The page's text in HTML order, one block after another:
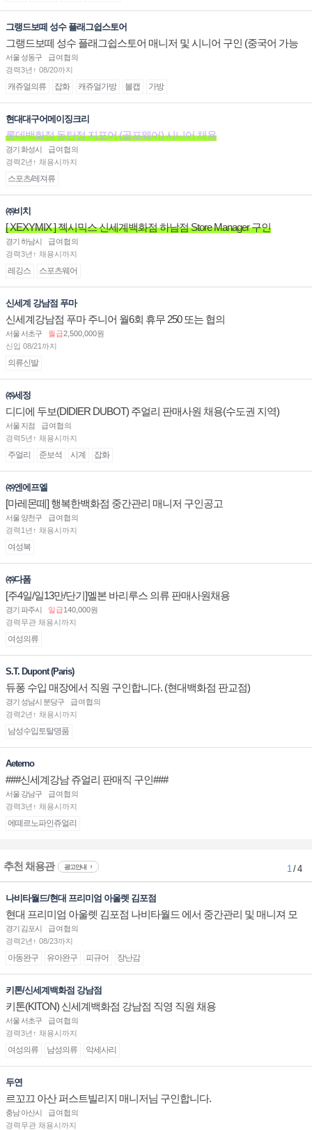
그랭드보떼 성수 플래그쉽스토어
그랭드보떼 성수 플래그쉽스토어 매니저 및 시니어 구인 (중국어 가능
자)
서울 성동구
급여협의
경력3년↑ 08/20까지
캐쥬얼의류 잡화 캐쥬얼가방 볼캡 가방
현대대구어메이징크리
롯데백화점 동탄점 지포어 (골프웨어) 시니어 채용
경기 화성시
급여협의
경력2년↑ 채용시까지
스포츠/레져류
㈜비치
[ XEXYMIX ] 젝시믹스 신세계백화점 하남점 Store Manager 구인
경기 하남시
급여협의
경력3년↑ 채용시까지
레깅스 스포츠웨어
신세계 강남점 푸마
신세계강남점 푸마 주니어 월6회 휴무 250 또는 협의
서울 서초구 월급2,500,000원
신입 08/21까지
의류신발
㈜세정
디디에 두보(DIDIER DUBOT) 주얼리 판매사원 채용(수도권 지역)
서울 지점
급여협의
경력5년↑ 채용시까지
주얼리 준보석 시계 잡화
㈜엔에프엘
[마레몬떼] 행복한백화점 중간관리 매니저 구인공고
서울 양천구
급여협의
경력1년↑ 채용시까지
여성복
㈜다폼
[주4일/일13만/단기]멜본 바리루스 의류 판매사원채용
경기 파주시 일급140,000원
경력무관 채용시까지
여성의류
S.T. Dupont (Paris)
듀퐁 수입 매장에서 직원 구인합니다. (현대백화점 판교점)
경기 성남시 분당구
급여협의
경력2년↑ 채용시까지
남성수입토탈명품
Aeterno
###신세계강남 쥬얼리 판매직 구인###
서울 강남구
급여협의
경력3년↑ 채용시까지
에떼르노파인쥬얼리
추천 채용관 광고안내 1/ 4
나비타월드/현대 프리미엄 아울렛 김포점
현대 프리미엄 아울렛 김포점 나비타월드 에서 중간관리 및 매니져 모
십니다.
경기 김포시
급여협의
경력2년↑ 08/23까지
아동완구 유아완구 피규어 장난감
키톤/신세계백화점 강남점
키톤(KITON) 신세계백화점 강남점 직영 직원 채용
서울 서초구
급여협의
경력3년↑ 채용시까지
여성의류 남성의류 악세사리
두연
르꼬끄 아산 퍼스트빌리지 매니저님 구인합니다.
충남 아산시
급여협의
경력무관 채용시까지